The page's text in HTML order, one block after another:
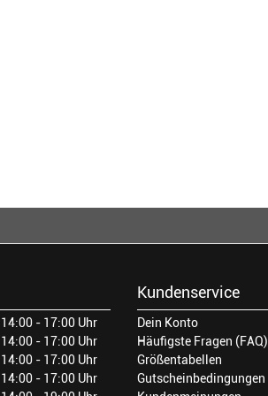
14:00 - 17:00 Uhr
14:00 - 17:00 Uhr
14:00 - 17:00 Uhr
14:00 - 17:00 Uhr
Kundenservice
Dein Konto
Häufigste Fragen (FAQ)
Größentabellen
Gutscheinbedingungen